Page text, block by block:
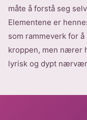
måte å forstå seg
Elementene er
som rammeverk for
kroppen, men nærer
lyrisk og dypt